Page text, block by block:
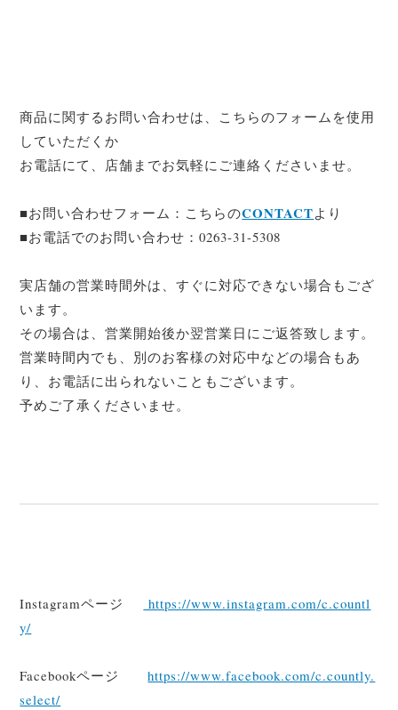
商品に関するお問い合わせは、こちらのフォームを使用
していただくか
お電話にて、店舗までお気軽にご連絡くださいませ。
■お問い合わせフォーム：こちらのCONTACTより
■お電話でのお問い合わせ：0263-31-5308
実店舗の営業時間外は、すぐに対応できない場合もござ
います。
その場合は、営業開始後か翌営業日にご返答致します。
営業時間内でも、別のお客様の対応中などの場合もあ
り、お電話に出られないこともございます。
予めご了承くださいませ。
Instagramページ
https://www.instagram.com/c.countl
y/
Facebookページhttps://www.facebook.com/c.countly.
select/